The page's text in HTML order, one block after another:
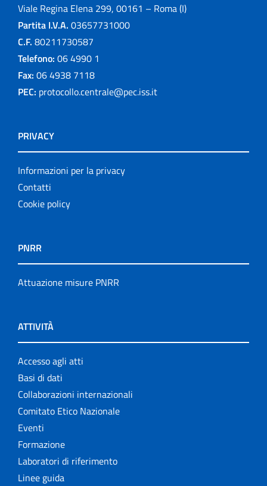
Viale Regina Elena 299, 00161 – Roma (I)
Partita I.V.A. 03657731000
C.F. 80211730587
Telefono: 06 4990 1
Fax: 06 4938 7118
PEC: protocollo.centrale@pec.iss.it
PRIVACY
Informazioni per la privacy
Contatti
Cookie policy
PNRR
Attuazione misure PNRR
ATTIVITÀ
Accesso agli atti
Basi di dati
Collaborazioni internazionali
Comitato Etico Nazionale
Eventi
Formazione
Laboratori di riferimento
Linee guida